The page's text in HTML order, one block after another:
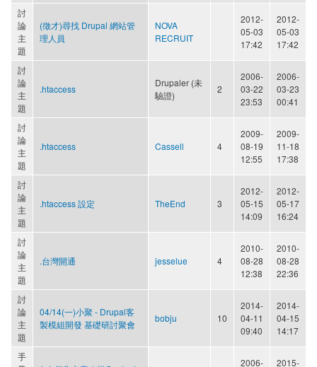
討
論
主
題
(徵才)尋找 Drupal 網站管
理人員
NOVA
RECRUIT
2012-
05-03
17:42
2012-
05-03
17:42
討
論
主
題
.htaccess
Drupaler (未
驗證)
2
2006-
03-22
23:53
2006-
03-23
00:41
討
論
主
題
.htaccess Cassell 4
2009-
08-19
12:55
2009-
11-18
17:38
討
論
主
題
.htaccess 設定 TheEnd 3
2012-
05-15
14:09
2012-
05-17
16:24
討
論
主
題
.台灣開通 jesselue 4
2010-
08-28
12:38
2010-
08-28
22:36
討
論
主
題
04/14(一)小聚 - Drupal客
製模組開發 基礎研討聚會
bobju 10
2014-
04-11
09:40
2014-
04-15
14:17
手
2006-
2015-